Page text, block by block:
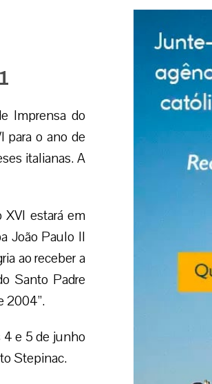
Imprensa do
para o ano de
italianas. A
estará em
João Paulo II
ao receber a
Santo Padre
2004”.
4 e 5 de junho
Stepinac.